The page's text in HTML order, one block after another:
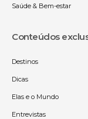
Saúde & Bem-estar
Conteúdos
Destinos
Dicas
Elas e o Mundo
Entrevistas